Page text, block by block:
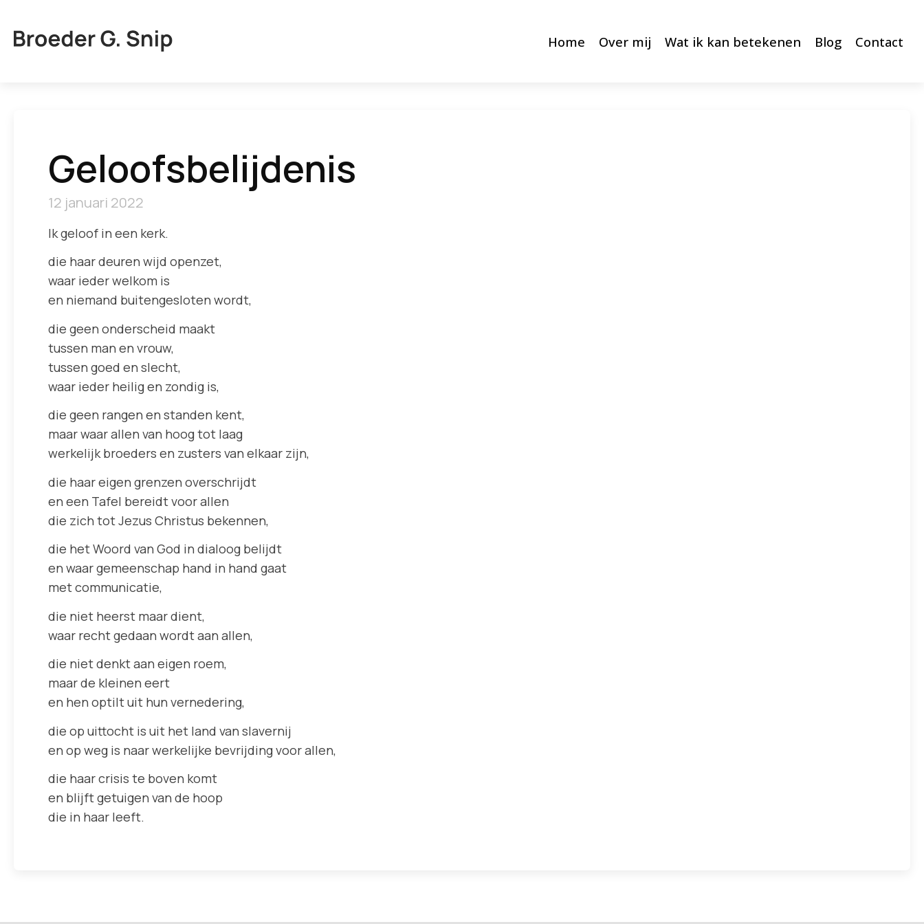
Home Over mij Wat ik kan betekenen Blog Contact
Geloofsbelijdenis
12 januari 2022
Ik geloof in een kerk.
die haar deuren wijd openzet,
waar ieder welkom is
en niemand buitengesloten wordt,
die geen onderscheid maakt
tussen man en vrouw,
tussen goed en slecht,
waar ieder heilig en zondig is,
die geen rangen en standen kent,
maar waar allen van hoog tot laag
werkelijk broeders en zusters van elkaar zijn,
die haar eigen grenzen overschrijdt
en een Tafel bereidt voor allen
die zich tot Jezus Christus bekennen,
die het Woord van God in dialoog belijdt
en waar gemeenschap hand in hand gaat
met communicatie,
die niet heerst maar dient,
waar recht gedaan wordt aan allen,
die niet denkt aan eigen roem,
maar de kleinen eert
en hen optilt uit hun vernedering,
die op uittocht is uit het land van slavernij
en op weg is naar werkelijke bevrijding voor allen,
die haar crisis te boven komt
en blijft getuigen van de hoop
die in haar leeft.